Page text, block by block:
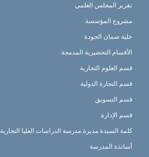
تقرير المجلس العلمي
مشروع المؤسسة
خلية ضمان الجودة
الأقسام التحضيرية المدمجة
قسم العلوم التجارية
قسم التجارة الدولية
قسم التسويق
قسم الإدارة
كلمة السيدة مديرة مدرسة الدراسات العليا التجارية
أساتذة المدرسة